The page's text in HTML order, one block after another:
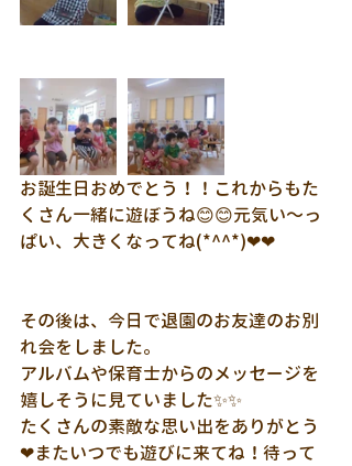
お誕生日おめでとう！！これからもた
くさん一緒に遊ぼうね😊😊元気い～っ
ぱい、大きくなってね(*^^*)❤❤
その後は、今日で退園のお友達のお別
れ会をしました。
アルバムや保育士からのメッセージを
嬉しそうに見ていました✨✨
たくさんの素敵な思い出をありがとう
❤またいつでも遊びに来てね！待って